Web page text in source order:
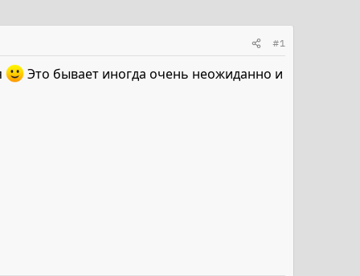
#1
Это бывает иногда очень неожиданно и